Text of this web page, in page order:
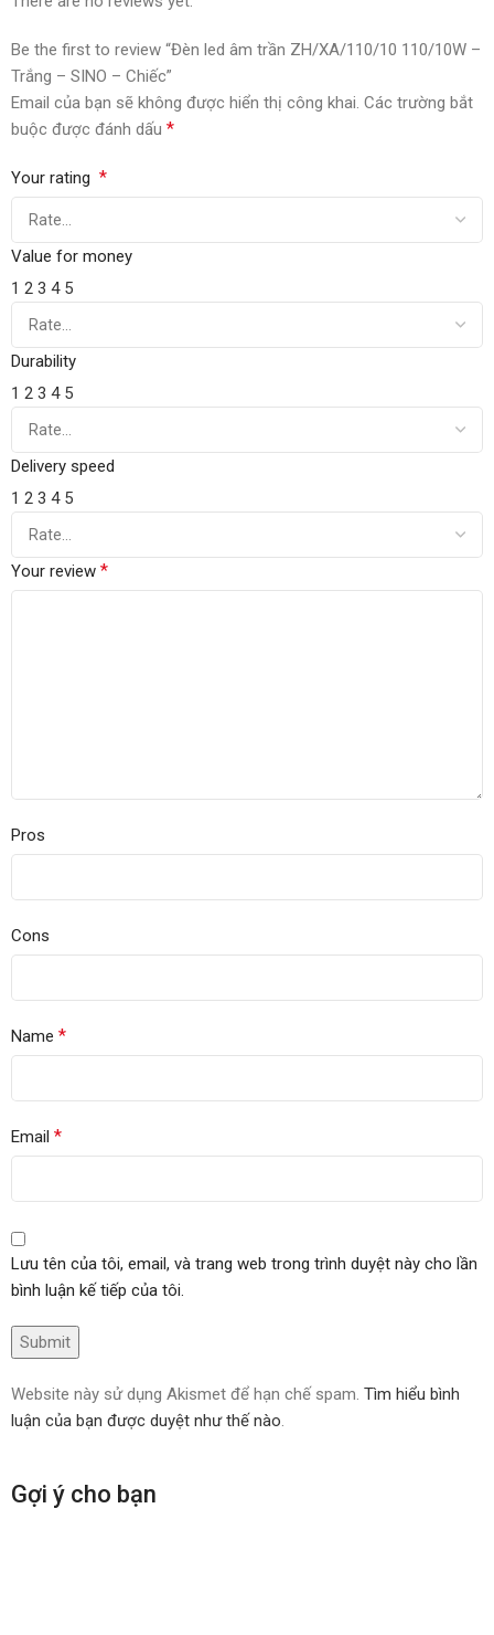
Be the first to review “Đèn led âm trần ZH/XA/110/10 110/10W –
Trắng – SINO – Chiếc”
Email của bạn sẽ không được hiển thị công khai. Các trường bắt
buộc được đánh dấu *
Your rating *
Value for money
1 2 3 4 5
Durability
1 2 3 4 5
Delivery speed
1 2 3 4 5
Your review *
Pros
Cons
Name *
Email *
Lưu tên của tôi, email, và trang web trong trình duyệt này cho lần
bình luận kế tiếp của tôi.
Website này sử dụng Akismet để hạn chế spam. Tìm hiểu bình
luận của bạn được duyệt như thế nào.
Gợi ý cho bạn